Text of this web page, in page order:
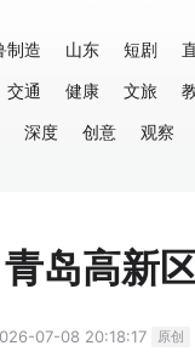
制造 山东 短剧
交通 健康 文旅
深度 创意 观察
岛高新
07-08 20:18:17 原创